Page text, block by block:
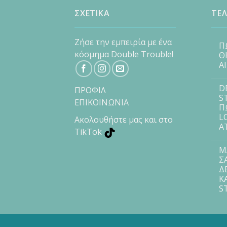
ΣΧΕΤΙΚΑ
Ζήσε την εμπειρία με ένα
κόσμημα Double Trouble!
ΠΡΟΦΙΛ
ΕΠΙΚΟΙΝΩΝΙΑ
Ακολουθήστε μας και στο
TikTok